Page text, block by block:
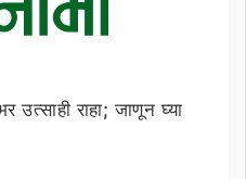
उत्साही राहा; जाणून घ्या